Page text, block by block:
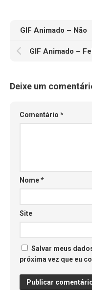
GIF Animado – Não
GIF Animado –
Deixe um
Comentário *
Nome*
Site
Salvar meus
próxima vez que eu